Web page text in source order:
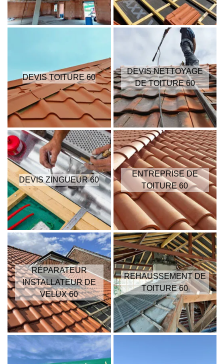
DEVIS TOITURE 60
DEVIS NETTOYAGE
DE TOITURE 60
DEVIS ZINGUEUR 60
ENTREPRISE DE
TOITURE 60
RÉPARATEUR
INSTALLATEUR DE
VELUX 60
REHAUSSEMENT DE
TOITURE 60